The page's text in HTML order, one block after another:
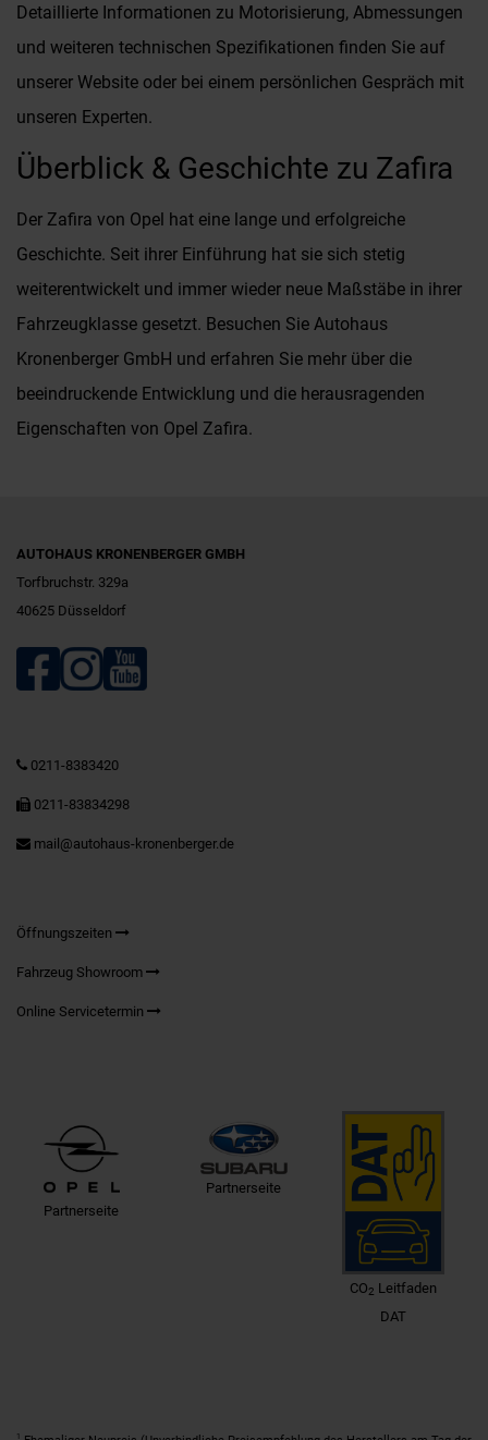
Detaillierte Informationen zu Motorisierung, Abmessungen
und weiteren technischen Spezifikationen finden Sie auf
unserer Website oder bei einem persönlichen Gespräch mit
unseren Experten.
Überblick & Geschichte zu Zafira
Der Zafira von Opel hat eine lange und erfolgreiche
Geschichte. Seit ihrer Einführung hat sie sich stetig
weiterentwickelt und immer wieder neue Maßstäbe in ihrer
Fahrzeugklasse gesetzt. Besuchen Sie Autohaus
Kronenberger GmbH und erfahren Sie mehr über die
beeindruckende Entwicklung und die herausragenden
Eigenschaften von Opel Zafira.
AUTOHAUS KRONENBERGER GMBH
Torfbruchstr. 329a
40625 Düsseldorf
0211-8383420
0211-83834298
mail@autohaus-kronenberger.de
Öffnungszeiten
Fahrzeug Showroom
Online Servicetermin
Partnerseite
Partnerseite
CO2 Leitfaden
DAT
1